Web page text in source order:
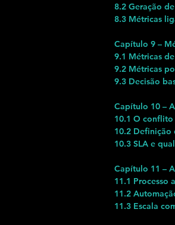
8.2 Geração
8.3 Métricas
Capítulo 9 –
9.1 Métricas
9.2 Métricas
9.3 Decisão
Capítulo 10 –
10.1 O
10.2 Definição
10.3 SLA e
Capítulo 11 –
11.1 Processo
11.2
11.3 Escala